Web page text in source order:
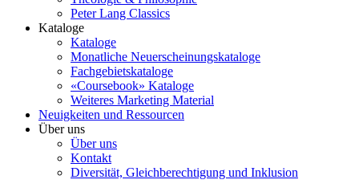
Peter Lang Classics
Kataloge
Kataloge
Monatliche Neuerscheinungskataloge
Fachgebietskataloge
«Coursebook» Kataloge
Weiteres Marketing Material
Neuigkeiten und Ressourcen
Über uns
Über uns
Kontakt
Diversität, Gleichberechtigung und Inklusion